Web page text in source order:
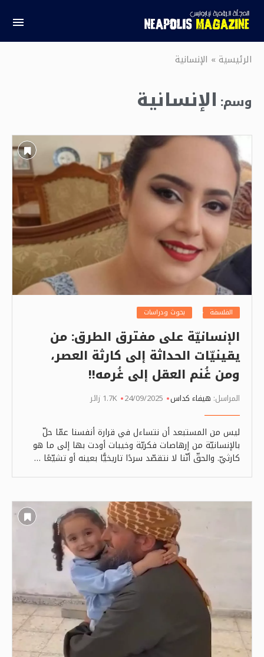
الرئيسية» الإنسانية
وسم: الإنسانية
الفلسفة بحوث ودراسات
الإنسانيّة على مفترق الطرق: من
يقينيّات الحداثة إلى كارثة العصر،
ومن غُنم العقل إلى غُرمه!!
المراسل: هيفاء كداس 24/09/2025 1.7K زائر
ليس من المستبعد أن نتساءل في قرارة أنفسنا عمّا حلّ
بالإنسانيّة من إرهاصات فكريّة وخيبات أودت بها إلى ما هو
كارثيّ. والحقّ أنّنا لا نتقصّد سردًا تاريخيًّا بعينه أو تشيّعًا …